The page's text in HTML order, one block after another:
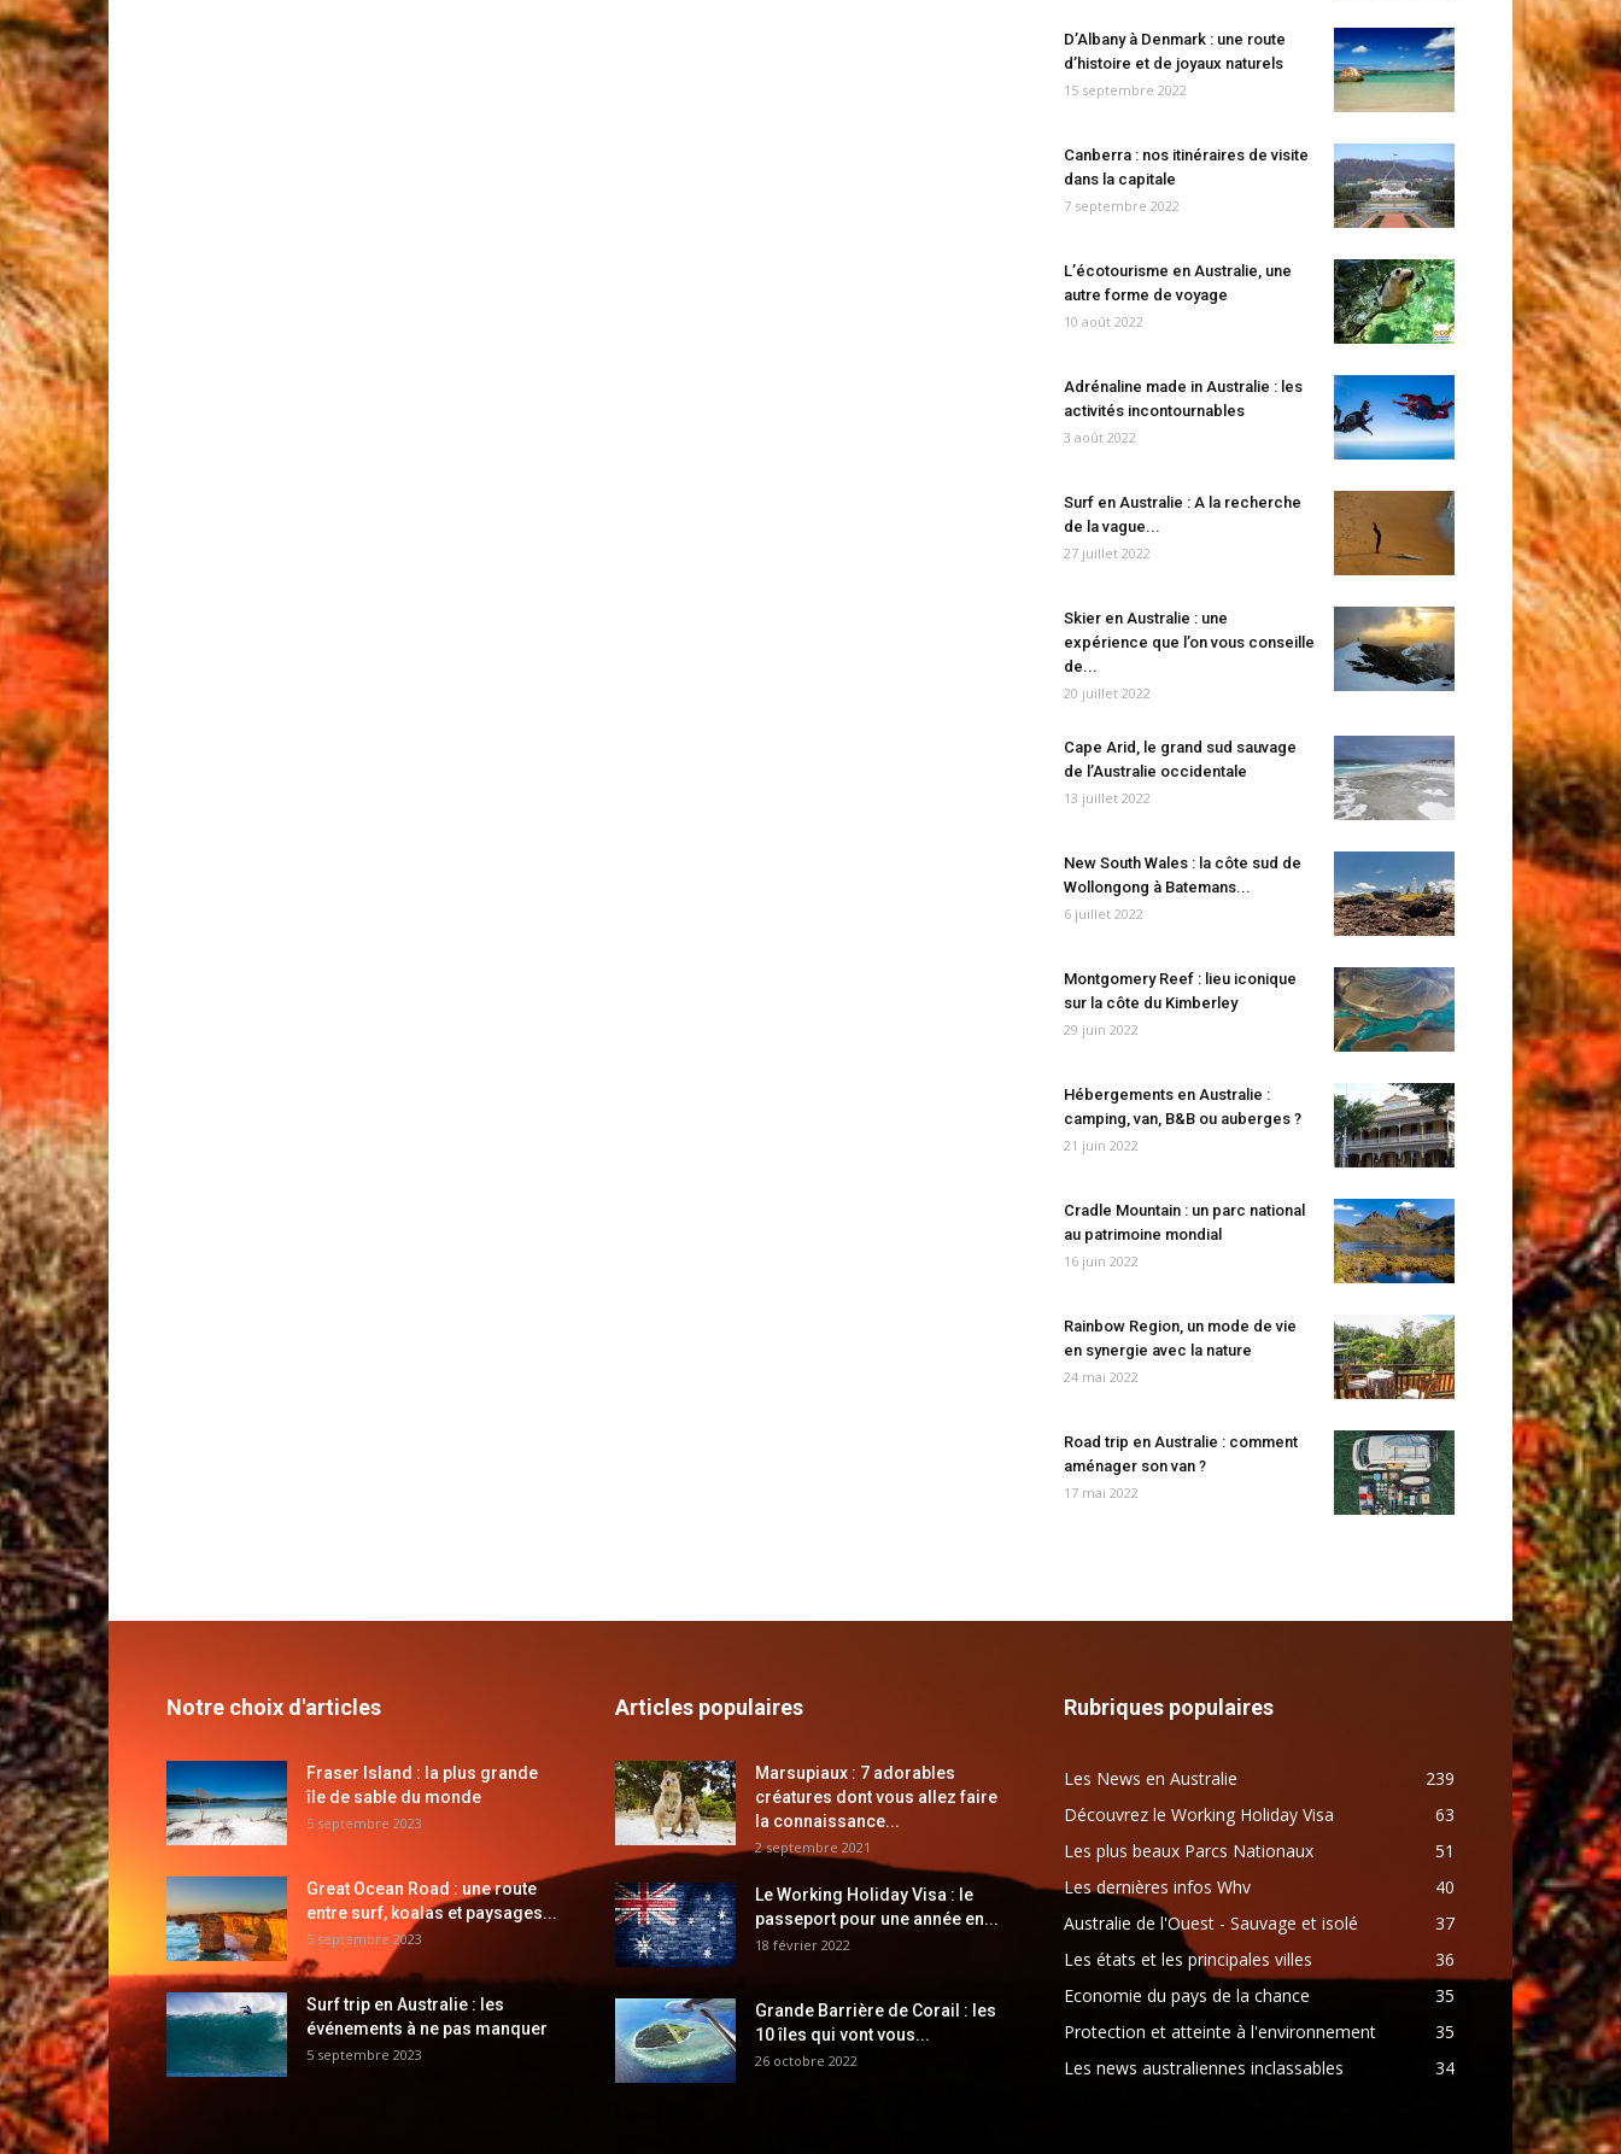
D’Albany à Denmark : une route
d’histoire et de joyaux naturels
15 septembre 2022
Canberra : nos itinéraires de visite
dans la capitale
7 septembre 2022
L’écotourisme en Australie, une
autre forme de voyage
10 août 2022
Adrénaline made in Australie : les
activités incontournables
3 août 2022
Surf en Australie : A la recherche
de la vague...
27 juillet 2022
Skier en Australie : une
expérience que l’on vous conseille
de...
20 juillet 2022
Cape Arid, le grand sud sauvage
de l’Australie occidentale
13 juillet 2022
New South Wales : la côte sud de
Wollongong à Batemans...
6 juillet 2022
Montgomery Reef : lieu iconique
sur la côte du Kimberley
29 juin 2022
Hébergements en Australie :
camping, van, B&B ou auberges ?
21 juin 2022
Cradle Mountain : un parc national
au patrimoine mondial
16 juin 2022
Rainbow Region, un mode de vie
en synergie avec la nature
24 mai 2022
Road trip en Australie : comment
aménager son van ?
17 mai 2022
Notre choix d'articles
Fraser Island : la plus grande
île de sable du monde
5 septembre 2023
Great Ocean Road : une route
entre surf, koalas et paysages...
5 septembre 2023
Surf trip en Australie : les
événements à ne pas manquer
5 septembre 2023
Articles populaires
Marsupiaux : 7 adorables
créatures dont vous allez faire
la connaissance...
2 septembre 2021
Le Working Holiday Visa : le
passeport pour une année en...
18 février 2022
Grande Barrière de Corail : les
10 îles qui vont vous...
26 octobre 2022
Rubriques populaires
Les News en Australie
239
Découvrez le Working Holiday Visa
63
Les plus beaux Parcs Nationaux
51
Les dernières infos Whv
40
Australie de l'Ouest - Sauvage et isolé
37
Les états et les principales villes
36
Economie du pays de la chance
35
Protection et atteinte à l'environnement
35
Les news australiennes inclassables
34